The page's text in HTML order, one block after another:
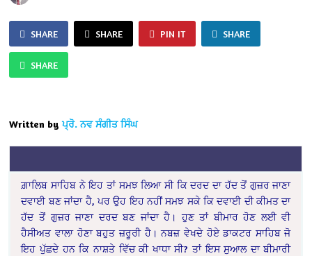
SHARE SHARE PIN IT SHARE
SHARE
Written by ਪ੍ਰੋ. ਨਵ ਸੰਗੀਤ ਸਿੰਘ
ਗ਼ਾਲਿਬ ਸਾਹਿਬ ਨੇ ਇਹ ਤਾਂ ਸਮਝ ਲਿਆ ਸੀ ਕਿ ਦਰਦ ਦਾ ਹੱਦ ਤੋਂ ਗੁਜ਼ਰ ਜਾਣਾ
ਦਵਾਈ ਬਣ ਜਾਂਦਾ ਹੈ, ਪਰ ਉਹ ਇਹ ਨਹੀਂ ਸਮਝ ਸਕੇ ਕਿ ਦਵਾਈ ਦੀ ਕੀਮਤ ਦਾ
ਹੱਦ ਤੋਂ ਗੁਜ਼ਰ ਜਾਣਾ ਦਰਦ ਬਣ ਜਾਂਦਾ ਹੈ। ਹੁਣ ਤਾਂ ਬੀਮਾਰ ਹੋਣ ਲਈ ਵੀ
ਹੈਸੀਅਤ ਵਾਲਾ ਹੋਣਾ ਬਹੁਤ ਜ਼ਰੂਰੀ ਹੈ। ਨਬਜ਼ ਵੇਖਦੇ ਹੋਏ ਡਾਕਟਰ ਸਾਹਿਬ ਜੋ
ਇਹ ਪੁੱਛਦੇ ਹਨ ਕਿ ਨਾਸ਼ਤੇ ਵਿੱਚ ਕੀ ਖਾਧਾ ਸੀ? ਤਾਂ ਇਸ ਸੁਆਲ ਦਾ ਬੀਮਾਰੀ